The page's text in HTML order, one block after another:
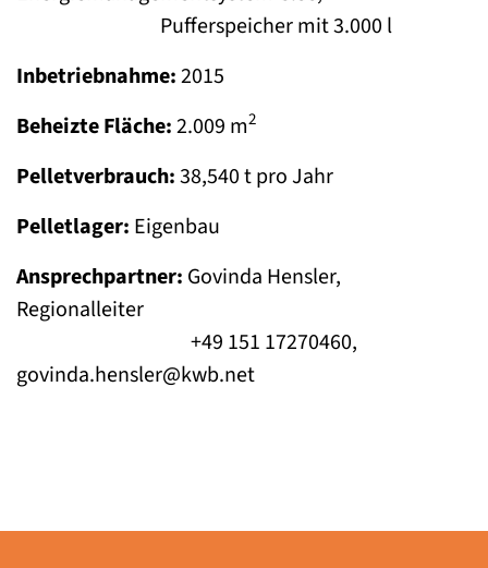
Pufferspeicher mit 3.000 l
Inbetriebnahme:2015
Beheizte Fläche:2.009 m2
Pelletverbrauch:38,540 t pro Jahr
Pelletlager: Eigenbau
Ansprechpartner: Govinda Hensler,
Regionalleiter
+49 151 17270460,
govinda.hensler@kwb.net